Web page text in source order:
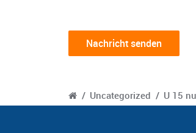
/ Uncategorized / U 15